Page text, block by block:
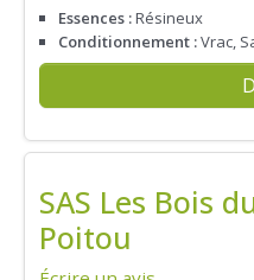
Essences :Résineux
Conditionnement :Vrac,
SAS Les Bois
Poitou